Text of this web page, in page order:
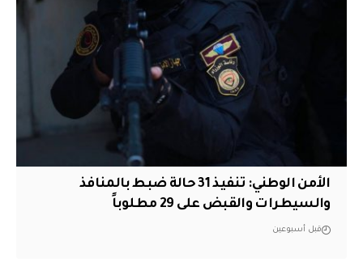
الأمن الوطني: تنفيذ 31 حالة ضبط بالمنافذ
والسيطرات والقبض على 29 مطلوباً
قبل أسبوعين